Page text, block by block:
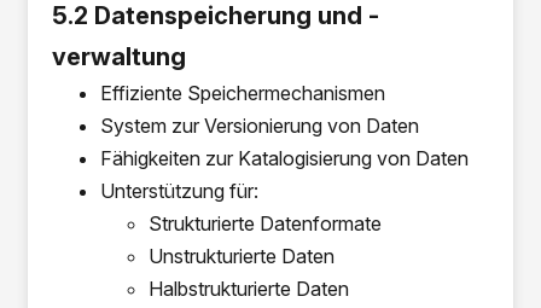
5.2 Datenspeicherung und -
verwaltung
Effiziente Speichermechanismen
System zur Versionierung von Daten
Fähigkeiten zur Katalogisierung von Daten
Unterstützung für:
Strukturierte Datenformate
Unstrukturierte Daten
Halbstrukturierte Daten